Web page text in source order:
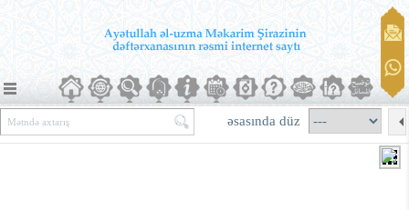
əsasında düz